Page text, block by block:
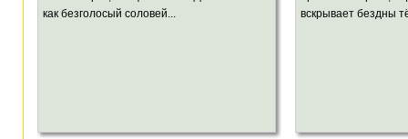
как безголосый соловей...
вскрывает бездны